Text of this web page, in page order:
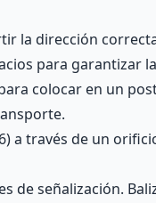
la dirección
para garantizar
colocar en un
a través de un
de señalización.